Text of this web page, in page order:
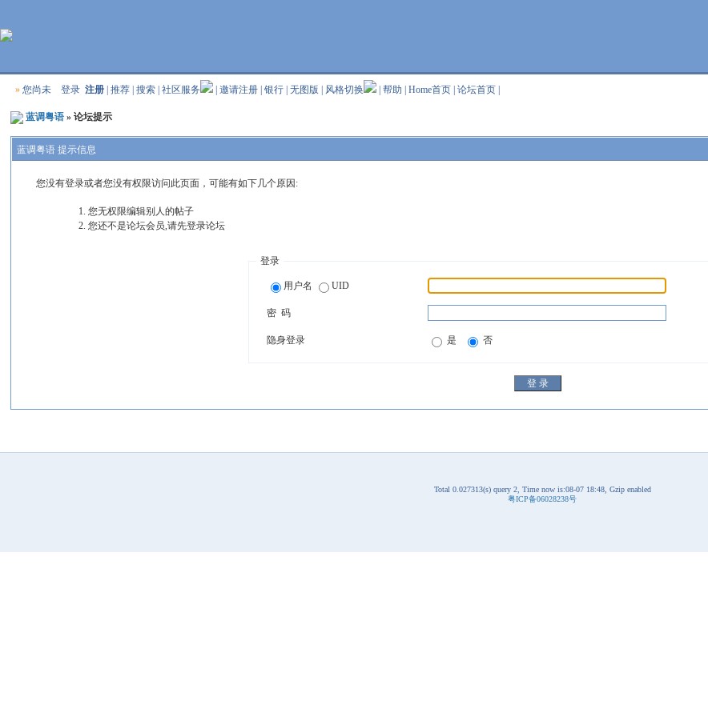
» 您尚未登录 注册 |推荐 |搜索 |社区服务 |邀请注册 |银行 |无图版 风格切换 |帮助 |Home首页 |论坛首页
蓝调粤语 » 论坛提示
蓝调粤语 提示信息
您没有登录或者您没有权限访问此页面，可能有如下几个原因:
您无权限编辑别人的帖子
您还不是论坛会员,请先登录论坛
登录
用户名 UID
密 码
隐身登录 是 否
Total 0.027313(s) query 2, Time now is:08-07 18:48, Gzip enabled
粤ICP备06028238号